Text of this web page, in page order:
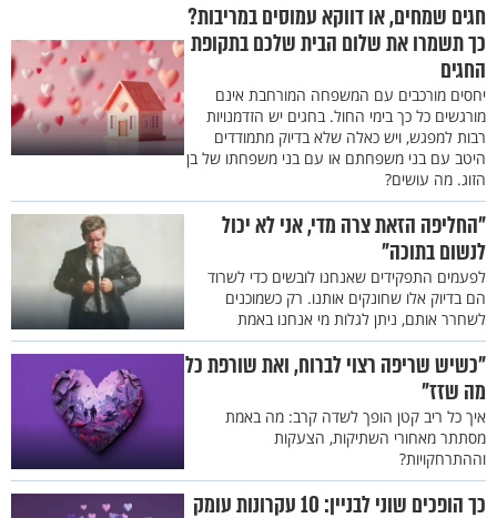
חגים שמחים, או דווקא עמוסים במריבות?
כך תשמרו את שלום הבית שלכם בתקופת
החגים
יחסים מורכבים עם המשפחה המורחבת אינם
מורגשים כל כך בימי החול. בחגים יש הזדמנויות
רבות למפגש, ויש כאלה שלא בדיוק מתמודדים
היטב עם בני משפחתם או עם בני משפחתו של בן
הזוג. מה עושים?
"החליפה הזאת צרה מדי, אני לא יכול
לנשום בתוכה"
לפעמים התפקידים שאנחנו לובשים כדי לשרוד
הם בדיוק אלו שחונקים אותנו. רק כשמוכנים
לשחרר אותם, ניתן לגלות מי אנחנו באמת
"כשיש שריפה רצוי לברוח, ואת שורפת כל
מה שזז"
איך כל ריב קטן הופך לשדה קרב: מה באמת
מסתתר מאחורי השתיקות, הצעקות
וההתרחקויות?
כך הופכים שוני לבניין: 10 עקרונות עומק